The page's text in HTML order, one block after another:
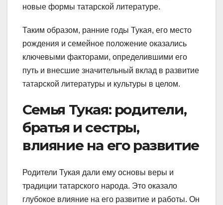
новые формы татарской литературе.
Таким образом, ранние годы Тукая, его место
рождения и семейное положение оказались
ключевыми факторами, определившими его
путь и внесшие значительный вклад в развитие
татарской литературы и культуры в целом.
Семья Тукая: родители,
братья и сестры,
влияние на его развитие
Родители Тукая дали ему основы веры и
традиции татарского народа. Это оказало
глубокое влияние на его развитие и работы. Он